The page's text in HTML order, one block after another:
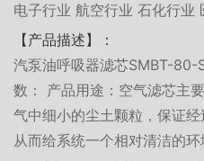
电子行业 航空行业 石化行业
【产品描述】：
汽泵油呼吸器滤芯SMBT-
数： 产品用途：空气滤芯主
气中细小的尘土颗粒，保证
从而给系统一个相对清洁的